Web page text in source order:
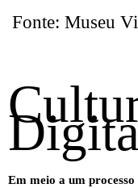
Fonte: Museu
Em meio a um